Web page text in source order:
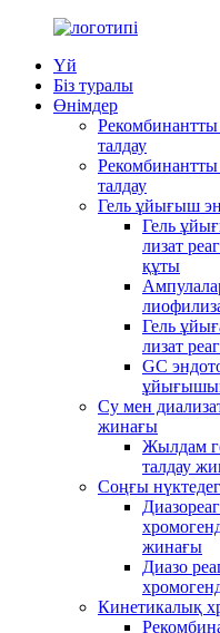
Үй
Біз туралы
Өнімдер
Рекомбинантты
талдау
талдау
Гель ұйығыш
Гель
лизат
құты
Гель
лизат
GC
Су мен
жинағы
Жылдам
талдау
Соңғы
жинағы
Диазо
Кинетикалық